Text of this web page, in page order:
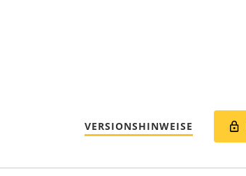
VERSIONSHINWEISE